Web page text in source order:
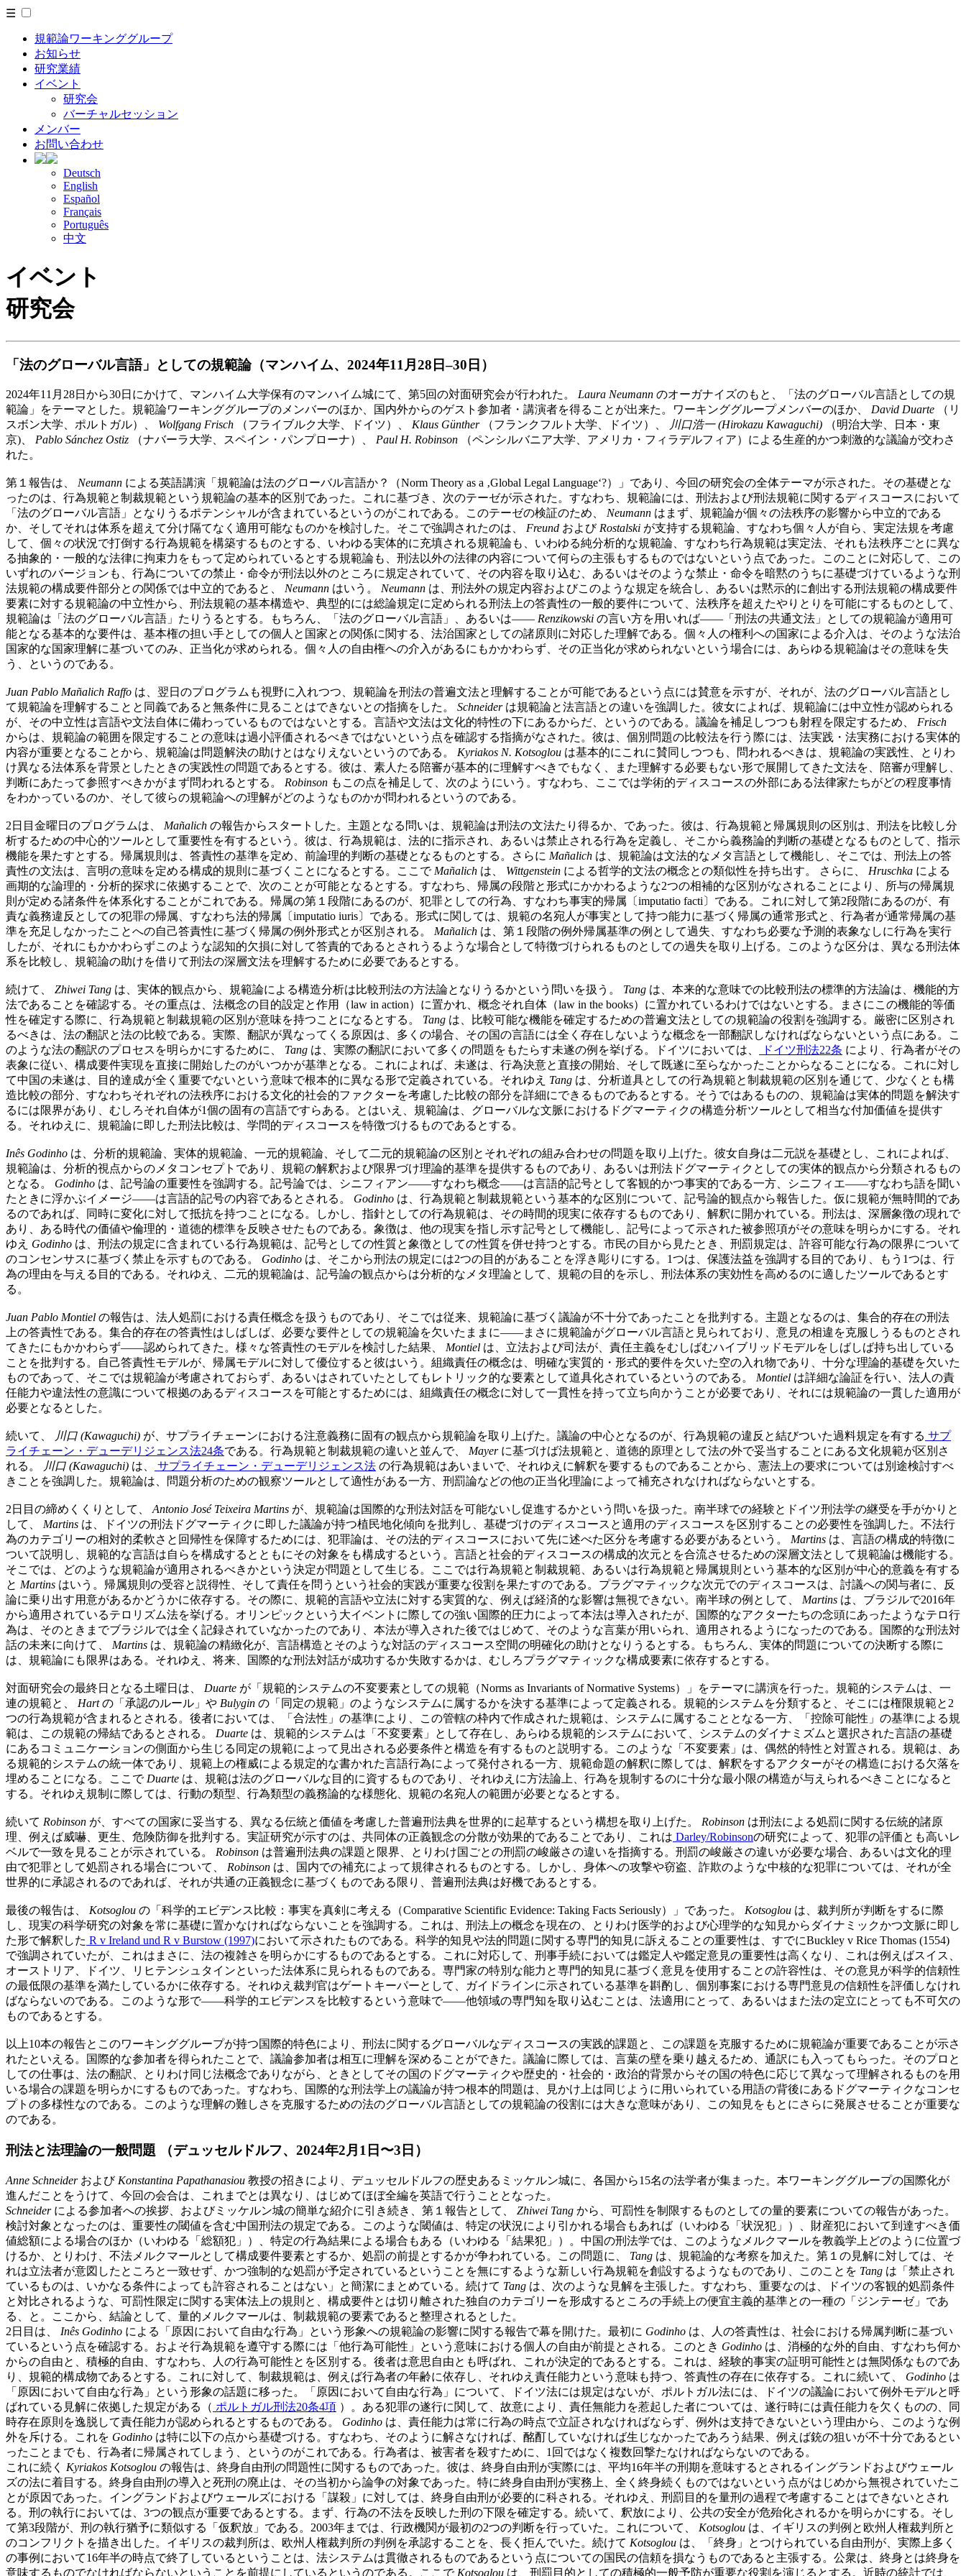
☰
規範論ワーキンググループ
お知らせ
研究業績
イベント
研究会
バーチャルセッション
メンバー
お問い合わせ
Deutsch
English
Español
Français
Português
中文
イベント
研究会
「法のグローバル言語」としての規範論（マンハイム、2024年11月28日–30日）
2024年11月28日から30日にかけて、マンハイム大学保有のマンハイム城にて、第5回の対面研究会が行われた。 Laura Neumann のオーガナイズのもと、「法のグローバル言語としての規
範論」をテーマとした。規範論ワーキンググループのメンバーのほか、国内外からのゲスト参加者・講演者を得ることが出来た。ワーキンググループメンバーのほか、
David Duarte （リ
スボン大学、ポルトガル）、 Wolfgang Frisch （フライブルク大学、ドイツ）、 Klaus Günther（フランクフルト大学、ドイツ）、 川口浩一 (Hirokazu Kawaguchi) （明治大学、日本・東
京)、 Pablo Sánchez Ostiz （ナバーラ大学、スペイン・パンプローナ）、 Paul H. Robinson （ペンシルバニア大学、アメリカ・フィラデルフィア）による生産的かつ刺激的な議論が交わさ
れた。
第１報告は、 Neumann による英語講演「規範論は法のグローバル言語か？（Norm Theory as a ‚Global Legal Language‘?）」であり、今回の研究会の全体テーマが示された。その基礎とな
ったのは、行為規範と制裁規範という規範論の基本的区別であった。これに基づき、次のテーゼが示された。すなわち、規範論には、刑法および刑法規範に関するディスコースにおいて
「法のグローバル言語」となりうるポテンシャルが含まれているというのがこれである。このテーゼの検証のため、
Neumann はまず、規範論が個々の法秩序の影響から中立的である
か、そしてそれは体系を超えて分け隔てなく適用可能なものかを検討した。そこで強調されたのは、
Freund および Rostalski が支持する規範論、すなわち個々人が自ら、実定法規を考慮
して、個々の状況で打倒する行為規範を構築するものとする、いわゆる実体的に充填される規範論も、いわゆる純分析的な規範論、すなわち行為規範は実定法、それも法秩序ごとに異な
る抽象的・一般的な法律に拘束力をもって定められているとする規範論も、刑法以外の法律の内容について何らの主張もするものではないという点であった。このことに対応して、この
いずれのバージョンも、行為についての禁止・命令が刑法以外のところに規定されていて、その内容を取り込む、あるいはそのような禁止・命令を暗黙のうちに基礎づけているような刑
法規範の構成要件部分との関係では中立的であると、
Neumann はいう。 Neumann は、刑法外の規定内容およびこのような規定を統合し、あるいは黙示的に創出する刑法規範の構成要件
要素に対する規範論の中立性から、刑法規範の基本構造や、典型的には総論規定に定められる刑法上の答責性の一般的要件について、法秩序を超えたやりとりを可能にするものとして、
規範論は「法のグローバル言語」たりうるとする。もちろん、「法のグローバル言語」、あるいは—— Renzikowski の言い方を用いれば——「刑法の共通文法」としての規範論が適用可
能となる基本的な要件は、基本権の担い手としての個人と国家との関係に関する、法治国家としての諸原則に対応した理解である。個々人の権利への国家による介入は、そのような法治
国家的な国家理解に基づいてのみ、正当化が求められる。個々人の自由権への介入があるにもかかわらず、その正当化が求められないという場合には、あらゆる規範論はその意味を失
う、というのである。
Juan Pablo Mañalich Raffo は、翌日のプログラムも視野に入れつつ、規範論を刑法の普遍文法と理解することが可能であるという点には賛意を示すが、それが、法のグローバル言語とし
て規範論を理解することと同義であると無条件に見ることはできないとの指摘をした。 Schneiderは規範論と法言語との違いを強調した。彼女によれば、規範論には中立性が認められる
が、その中立性は言語や文法自体に備わっているものではないとする。言語や文法は文化的特性の下にあるからだ、というのである。議論を補足しつつも射程を限定するため、 Frisch
からは、規範論の範囲を限定することの意味は過小評価されるべきではないという点を確認する指摘がなされた。彼は、個別問題の比較法を行う際には、法実践・法実務における実体的
内容が重要となることから、規範論は問題解決の助けとはなりえないというのである。 Kyriakos N. Kotsoglou は基本的にこれに賛同しつつも、問われるべきは、規範論の実践性、とりわ
け異なる法体系を背景としたときの実践性の問題であるとする。彼は、素人たる陪審が基本的に理解すべきでもなく、また理解する必要もない形で展開してきた文法を、陪審が理解し、
判断にあたって参照すべきかがまず問われるとする。 Robinson もこの点を補足して、次のようにいう。すなわち、ここでは学術的ディスコースの外部にある法律家たちがどの程度事情
をわかっているのか、そして彼らの規範論への理解がどのようなものかが問われるというのである。
2日目金曜日のプログラムは、 Mañalich の報告からスタートした。主題となる問いは、規範論は刑法の文法たり得るか、であった。彼は、行為規範と帰属規則の区別は、刑法を比較し分
析するための中心的ツールとして重要性を有するという。彼は、行為規範は、法的に指示され、あるいは禁止される行為を定義し、そこから義務論的判断の基礎となるものとして、指示
機能を果たすとする。帰属規則は、答責性の基準を定め、前論理的判断の基礎となるものとする。さらに Mañalich は、規範論は文法的なメタ言語として機能し、そこでは、刑法上の答
責性の文法は、言明の意味を定める構成的規則に基づくことになるとする。ここで Mañalich は、 Wittgenstein による哲学的文法の概念との類似性を持ち出す。 さらに、 Hruschka による
画期的な論理的・分析的探求に依拠することで、次のことが可能となるとする。すなわち、帰属の段階と形式にかかわるような2つの相補的な区別がなされることにより、所与の帰属規
則が定める諸条件を体系化することがこれである。帰属の第１段階にあるのが、犯罪としての行為、すなわち事実的帰属〔imputatio facti〕である。これに対して第2段階にあるのが、有
責な義務違反としての犯罪の帰属、すなわち法的帰属〔imputatio iuris〕である。形式に関しては、規範の名宛人が事実として持つ能力に基づく帰属の通常形式と、行為者が通常帰属の基
準を充足しなかったことへの自己答責性に基づく帰属の例外形式とが区別される。 Mañalich は、第１段階の例外帰属基準の例として過失、すなわち必要な予測的表象なしに行為を実行
したが、それにもかかわらずこのような認知的欠損に対して答責的であるとされうるような場合として特徴づけられるものとしての過失を取り上げる。このような区分は、異なる刑法体
系を比較し、規範論の助けを借りて刑法の深層文法を理解するために必要であるとする。
続けて、 Zhiwei Tang は、実体的観点から、規範論による構造分析は比較刑法の方法論となりうるかという問いを扱う。 Tang は、本来的な意味での比較刑法の標準的方法論は、機能的方
法であることを確認する。その重点は、法概念の目的設定と作用（law in action）に置かれ、概念それ自体（law in the books）に置かれているわけではないとする。まさにこの機能的等価
性を確定する際に、行為規範と制裁規範の区別が意味を持つことになるとする。 Tang は、比較可能な機能を確定するための普遍文法としての規範論の役割を強調する。厳密に区別され
るべきは、法の翻訳と法の比較である。実際、翻訳が異なってくる原因は、多くの場合、その国の言語には全く存在しないような概念を一部翻訳しなければならないという点にある。こ
のような法の翻訳のプロセスを明らかにするために、 Tang は、実際の翻訳において多くの問題をもたらす未遂の例を挙げる。ドイツにおいては、 ドイツ刑法22条 により、行為者がその
表象に従い、構成要件実現を直接に開始したのがいつかが基準となる。これによれば、未遂は、行為決意と直接の開始、そして既遂に至らなかったことからなることになる。これに対し
て中国の未遂は、目的達成が全く重要でないという意味で根本的に異なる形で定義されている。それゆえ Tang は、分析道具としての行為規範と制裁規範の区別を通じて、少なくとも構
造比較の部分、すなわちそれぞれの法秩序における文化的社会的ファクターを考慮した比較の部分を詳細にできるものであるとする。そうではあるものの、規範論は実体的問題を解決す
るには限界があり、むしろそれ自体が1個の固有の言語ですらある。とはいえ、規範論は、グローバルな文脈におけるドグマーティクの構造分析ツールとして相当な付加価値を提供す
る。それゆえに、規範論に即した刑法比較は、学問的ディスコースを特徴づけるものであるとする。
Inês Godinho は、分析的規範論、実体的規範論、一元的規範論、そして二元的規範論の区別とそれぞれの組み合わせの問題を取り上げた。彼女自身は二元説を基礎とし、これによれば、
規範論は、分析的視点からのメタコンセプトであり、規範の解釈および限界づけ理論的基準を提供するものであり、あるいは刑法ドグマーティクとしての実体的観点から分類されるもの
となる。 Godinho は、記号論の重要性を強調する。記号論では、シニフィアン——すなわち概念——は言語的記号として客観的かつ事実的である一方、シニフィエ——すなわち語を聞い
たときに浮かぶイメージ——は言語的記号の内容であるとされる。 Godinho は、行為規範と制裁規範という基本的な区別について、記号論的観点から報告した。仮に規範が無時間的であ
るのであれば、同時に変化に対して抵抗を持つことになる。しかし、指針としての行為規範は、その時間的現実に依存するものであり、解釈に開かれている。刑法は、深層象徴の現れで
あり、ある時代の価値や倫理的・道徳的標準を反映させたものである。象徴は、他の現実を指し示す記号として機能し、記号によって示された被参照項がその意味を明らかにする。それ
ゆえ Godinho は、刑法の規定に含まれている行為規範は、記号としての性質と象徴としての性質を併せ持つとする。市民の目から見たとき、刑罰規定は、許容可能な行為の限界について
のコンセンサスに基づく禁止を示すものである。 Godinho は、そこから刑法の規定には2つの目的があることを浮き彫りにする。1つは、保護法益を強調する目的であり、もう1つは、行
為の理由を与える目的である。それゆえ、二元的規範論は、記号論の観点からは分析的なメタ理論として、規範の目的を示し、刑法体系の実効性を高めるのに適したツールであるとす
る。
Juan Pablo Montiel の報告は、法人処罰における責任概念を扱うものであり、そこでは従来、規範論に基づく議論が不十分であったことを批判する。主題となるのは、集合的存在の刑法
上の答責性である。集合的存在の答責性はしばしば、必要な要件としての規範論を欠いたままに——まさに規範論がグローバル言語と見られており、意見の相違を克服しうるものとされ
てきたにもかかわらず——認められてきた。様々な答責性のモデルを検討した結果、 Montiel は、立法および司法が、責任主義をむしばむハイブリッドモデルをしばしば持ち出している
ことを批判する。自己答責性モデルが、帰属モデルに対して優位すると彼はいう。組織責任の概念は、明確な実質的・形式的要件を欠いた空の入れ物であり、十分な理論的基礎を欠いた
ものであって、そこでは規範論が考慮されておらず、あるいはされていたとしてもレトリック的な要素として道具化されているというのである。 Montiel は詳細な論証を行い、法人の責
任能力や違法性の意識について根拠のあるディスコースを可能とするためには、組織責任の概念に対して一貫性を持って立ち向かうことが必要であり、それには規範論の一貫した適用が
必要となるとした。
続いて、 川口 (Kawaguchi) が、サプライチェーンにおける注意義務に固有の観点から規範論を取り上げた。議論の中心となるのが、行為規範の違反と結びついた過料規定を有する サプ
ライチェーン・デューデリジェンス法24条である。行為規範と制裁規範の違いと並んで、 Mayerに基づけば法規範と、道徳的原理として法の外で妥当することにある文化規範が区別さ
れる。
川口 (Kawaguchi) は、 サプライチェーン・デューデリジェンス法 の行為規範はあいまいで、それゆえに解釈を要するものであることから、憲法上の要求については別途検討すべ
きことを強調した。規範論は、問題分析のための観察ツールとして適性がある一方、刑罰論などの他の正当化理論によって補充されなければならないとする。
2日目の締めくくりとして、 Antonio José Teixeira Martins が、規範論は国際的な刑法対話を可能ないし促進するかという問いを扱った。南半球での経験とドイツ刑法学の継受を手がかりと
して、 Martins は、ドイツの刑法ドグマーティクに即した議論が持つ植民地化傾向を批判し、基礎づけのディスコースと適用のディスコースを区別することの必要性を強調した。不法行
為のカテゴリーの相対的柔軟さと回帰性を保障するためには、犯罪論は、その法的ディスコースにおいて先に述べた区分を考慮する必要があるという。 Martins は、言語の構成的特徴に
ついて説明し、規範的な言語は自らを構成するとともにその対象をも構成するという。言語と社会的ディスコースの構成的次元とを合流させるための深層文法として規範論は機能する。
そこでは、どのような規範論が適用されるべきかという決定が問題として生じる。ここでは行為規範と制裁規範、あるいは行為規範と帰属規則という基本的な区別が中心的意義を有する
と Martins はいう。帰属規則の受容と説得性、そして責任を問うという社会的実践が重要な役割を果たすのである。プラグマティックな次元でのディスコースは、討議への関与者に、反
論に乗り出す用意があるかどうかに依存する。その際に、規範的言語や立法に対する実質的な、例えば経済的な影響は無視できない。南半球の例として、
Martins は、ブラジルで2016年
から適用されているテロリズム法を挙げる。オリンピックという大イベントに際しての強い国際的圧力によって本法は導入されたが、国際的なアクターたちの念頭にあったようなテロ行
為は、そのときまでブラジルでは全く記録されていなかったのであり、本法が導入された後ではじめて、そのような言葉が用いられ、適用されるようになったのである。国際的な刑法対
話の未来に向けて、 Martins は、規範論の精緻化が、言語構造とそのような対話のディスコース空間の明確化の助けとなりうるとする。もちろん、実体的問題についての決断する際に
は、規範論にも限界はある。それゆえ、将来、国際的な刑法対話が成功するか失敗するかは、むしろプラグマティックな構成要素に依存するとする。
対面研究会の最終日となる土曜日は、 Duarte が「規範的システムの不変要素としての規範（Norms as Invariants of Normative Systems）」をテーマに講演を行った。規範的システムは、一
連の規範と、
Hartの「承認のルール」や Bulygin の「同定の規範」のようなシステムに属するかを決する基準によって定義される。規範的システムを分類すると、そこには権限規範と2
つの行為規範が含まれるとされる。後者においては、「合法性」の基準により、この管轄の枠内で作成された規範は、システムに属することとなる一方、「控除可能性」の基準による規
範は、この規範の帰結であるとされる。 Duarte は、規範的システムは「不変要素」として存在し、あらゆる規範的システムにおいて、システムのダイナミズムと選択された言語の基礎
にあるコミュニケーションの側面から生じる同定の規範によって見出される必要条件と構造を有するものと説明する。このような「不変要素」は、偶然的特性と対置される。規範は、あ
る規範的システムの統一体であり、規範上の権威による規定的な書かれた言語行為によって発付される一方、規範命題の解釈に際しては、解釈をするアクターがその構造における欠落を
埋めることになる。ここで Duarte は、規範は法のグローバルな目的に資するものであり、それゆえに方法論上、行為を規制するのに十分な最小限の構造が与えられるべきことになると
する。それゆえ規制に際しては、行動の類型、行為類型の義務論的な様態化、規範の名宛人の範囲が必要となるとする。
続いて Robinson が、すべての国家に妥当する、異なる伝統と価値を考慮した普遍刑法典を世界的に起草するという構想を取り上げた。 Robinson は刑法による処罰に関する伝統的諸原
理、例えば威嚇、更生、危険防御を批判する。実証研究が示すのは、共同体の正義観念の分散が効果的であることであり、これは Darley/Robinsonの研究によって、犯罪の評価とも高いレ
ベルで一致を見ることが示されている。 Robinson は普遍刑法典の課題と限界、とりわけ国ごとの刑罰の峻厳さの違いを指摘する。刑罰の峻厳さの違いが必要な場合、あるいは文化的理
由で犯罪として処罰される場合について、 Robinson は、国内での補充によって規律されるものとする。しかし、身体への攻撃や窃盗、詐欺のような中核的な犯罪については、それが全
世界的に承認されるのであれば、それが共通の正義観念に基づくものである限り、普遍刑法典は好機であるとする。
最後の報告は、 Kotsoglou の「科学的エビデンス比較：事実を真剣に考える（Comparative Scientific Evidence: Taking Facts Seriously）」であった。 Kotsoglou は、裁判所が判断をするに際
し、現実の科学研究の対象を常に基礎に置かなければならないことを強調する。これは、刑法上の概念を現在の、とりわけ医学的および心理学的な知見からダイナミックかつ文脈に即し
た形で解釈した R v Ireland und R v Burstow (1997)において示されたものである。科学的知見や法的問題に関する専門的知見に訴えることの重要性は、すでにBuckley v Rice Thomas (1554)
で強調されていたが、これはまさに、法の複雑さを明らかにするものであるとする。これに対応して、刑事手続においては鑑定人や鑑定意見の重要性は高くなり、これは例えばスイス、
オーストリア、ドイツ、リヒテンシュタインといった法体系に見られるものである。専門家の特別な能力と専門的知見に基づく意見を使用することの許容性は、その意見が科学的信頼性
の最低限の基準を満たしているかに依存する。それゆえ裁判官はゲートキーパーとして、ガイドラインに示されている基準を斟酌し、個別事案における専門意見の信頼性を評価しなけれ
ばならないのである。このような形で——科学的エビデンスを比較するという意味で——他領域の専門知を取り込むことは、法適用にとって、あるいはまた法の定立にとっても不可欠の
ものであるとする。
以上10本の報告とこのワーキンググループが持つ国際的特色により、刑法に関するグローバルなディスコースの実践的課題と、この課題を克服するために規範論が重要であることが示さ
れたといえる。国際的な参加者を得られたことで、議論参加者は相互に理解を深めることができた。議論に際しては、言葉の壁を乗り越えるため、通訳にも入ってもらった。そのプロと
しての仕事は、法の翻訳、とりわけ同じ法概念でありながら、ときとしてその国のドグマーティクや歴史的・社会的・政治的背景からその国の特色に応じて異なって理解されるものを用
いる場合の課題を明らかにするものであった。すなわち、国際的な刑法学上の議論が持つ根本的問題は、見かけ上は同じように用いられている用語の背後にあるドグマーティクなコンセ
プトの多様性なのである。このような理解の難しさを克服するための法のグローバル言語としての規範論の役割には大きな意味があり、この知見をもとにさらに発展させることが重要な
のである。
刑法と法理論の一般問題 （デュッセルドルフ、2024年2月1日〜3日）
Anne Schneiderおよび Konstantina Papathanasiou 教授の招きにより、デュッセルドルフの歴史あるミッケルン城に、各国から15名の法学者が集まった。本ワーキンググループの国際化が
進んだことをうけて、今回の会合は、これまでとは異なり、はじめてほぼ全編を英語で行うこととなった。
Schneiderによる参加者への挨拶、およびミッケルン城の簡単な紹介に引き続き、第１報告として、 Zhiwei Tang から、可罰性を制限するものとしての量的要素についての報告があった。
検討対象となったのは、重要性の閾値を含む中国刑法の規定である。このような閾値は、特定の状況により引かれる場合もあれば（いわゆる「状況犯」）、財産犯において到達すべき価
値総額による場合のほか（いわゆる「総額犯」）、特定の行為結果による場合もある（いわゆる「結果犯」）。中国の刑法学では、このようなメルクマールを教義学上どのように位置づ
けるか、とりわけ、不法メルクマールとして構成要件要素とするか、処罰の前提とするかが争われている。この問題に、
Tang は、規範論的な考察を加えた。第１の見解に対しては、そ
れは立法者が意図したところと一致せず、かつ強制的な処罰が予定されているということを無にするような新しい行為規範を創設するようなものであり、このことを Tang は「禁止され
ているものは、いかなる条件によっても許容されることはない」と簡潔にまとめている。続けて Tang は、次のような見解を主張した。すなわち、重要なのは、ドイツの客観的処罰条件
と対比されるような、可罰性限定に関する実体法上の規則と、構成要件とは切り離された独自のカテゴリーを形成するところの手続上の便宜主義的基準との一種の「ジンテーゼ」であ
る、と。ここから、結論として、量的メルクマールは、制裁規範の要素であると整理されるとした。
2日目は、
Inês Godinho による「原因において自由な行為」という形象への規範論の影響に関する報告で幕を開けた。最初に Godinho は、人の答責性は、社会における帰属判断に基づい
ているという点を確認する。およそ行為規範を遵守する際には「他行為可能性」という意味における個人の自由が前提とされる。このとき Godinho は、消極的な外的自由、すなわち何か
からの自由と、積極的自由、すなわち、人の行為可能性とを区別する。後者は意思自由とも呼ばれ、これが決定的であるとする。これは、経験的事実の証明可能性とは無関係なものであ
り、規範的構成物であるとする。これに対して、制裁規範は、例えば行為者の年齢に依存し、それゆえ責任能力という意味も持つ、答責性の存在に依存する。これに続いて、
Godinho は
「原因において自由な行為」という形象の話題に移った。「原因において自由な行為」について、ドイツ法には規定はないが、ポルトガル法には、ドイツの議論において例外モデルと呼
ばれている見解に依拠した規定がある（ ポルトガル刑法20条4項 ）。ある犯罪の遂行に関して、故意により、責任無能力を惹起した者については、遂行時には責任能力を欠くものの、同
時存在原則を逸脱して責任能力が認められるとするものである。 Godinho は、責任能力は常に行為の時点で立証されなければならず、例外は支持できないという理由から、このような例
外を斥ける。これを Godinho は特に以下の点から基礎づける。すなわち、そのように解さなければ、酩酊していなければ生じなかったであろう結果、例えば銃の狙いが不十分であるとい
ったことまでも、行為者に帰属されてしまう、というのがこれである。行為者は、被害者を殺すために、1回ではなく複数回撃たなければならないのである。
これに続く Kyriakos Kotsoglou の報告は、終身自由刑の問題性に関するものであった。彼は、終身自由刑が実際には、平均16年半の刑期を意味するとされるイングランドおよびウェール
ズの法に着目する。終身自由刑の導入と死刑の廃止は、その当初から論争の対象であった。特に終身自由刑が実務上、全く終身続くものではないという点がはじめから無視されていたこ
とが原因であった。イングランドおよびウェールズにおける「謀殺」に対しては、終身自由刑が必要的に科される。それゆえ、刑罰目的を量刑の過程で考慮することはできないとされ
る。刑の執行においては、3つの観点が重要であるとする。まず、行為の不法を反映した刑の下限を確定する。続いて、釈放により、公共の安全が危殆化されるかを明らかにする。そし
て第3段階が、刑の執行猶予に類似する「仮釈放」である。2003年までは、行政機関が最初の2つの判断を行っていた。これについて、 Kotsoglou は、イギリスの判例と欧州人権裁判所と
のコンフリクトを描き出した。イギリスの裁判所は、欧州人権裁判所の判例を承認することを、長く拒んでいた。続けて Kotsoglou は、「終身」とつけられている自由刑が、実際上多く
の事例において16年半の時点で終了しているということは、法システムは貫徹されるものであるという点についての国民の信頼を損なうものであると主張する。公衆は、終身とは終身を
意味するものでなければならないということを前提にしているというのである。ここで Kotsoglou は、刑罰目的としての積極的一般予防が重要な役割を演じるとする。近時の統計では、